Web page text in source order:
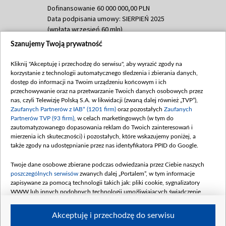
Dofinansowanie 60 000 000,00 PLN
Data podpisania umowy: SIERPIEŃ 2025
(wpłata wrzesień 60 mln)
Dofinansowanie 635 783 051,21 PLN
(wpłata wrzesień 100 mln, październik 350
mln, listopad 265 mln)
Dofinansowanie 48 862 000,00 PLN
Data podpisania umowy: GRUDZIEŃ 2025
(wpłata grudzień 60,548 mln)
Dofinansowanie 900 000 000,00 PLN
Data podpisania umowy: LUTY 2026 (wpłata
kwiecień 180 mln, 7 maja 180 mln, 8
czerwca 90 mln)
Dofinansowanie 250 000 000,00 PLN
4 sierpnia 250 mln
Szanujemy Twoją prywatność
Kliknij "Akceptuję i przechodzę do serwisu", aby wyrazić zgody na
korzystanie z technologii automatycznego śledzenia i zbierania danych,
dostęp do informacji na Twoim urządzeniu końcowym i ich
przechowywanie oraz na przetwarzanie Twoich danych osobowych przez
nas, czyli Telewizję Polską S.A. w likwidacji (zwaną dalej również „TVP”),
Zaufanych Partnerów z IAB* (1201 firm) oraz pozostałych Zaufanych
Partnerów TVP (93 firm) , w celach marketingowych (w tym do
zautomatyzowanego dopasowania reklam do Twoich zainteresowań i
mierzenia ich skuteczności) i pozostałych, które wskazujemy poniżej, a
także zgody na udostępnianie przez nas identyfikatora PPID do Google.
Twoje dane osobowe zbierane podczas odwiedzania przez Ciebie naszych
poszczególnych serwisów zwanych dalej „Portalem”, w tym informacje
zapisywane za pomocą technologii takich jak: pliki cookie, sygnalizatory
WWW lub innych podobnych technologii umożliwiających świadczenie
Akceptuję i przechodzę do serwisu